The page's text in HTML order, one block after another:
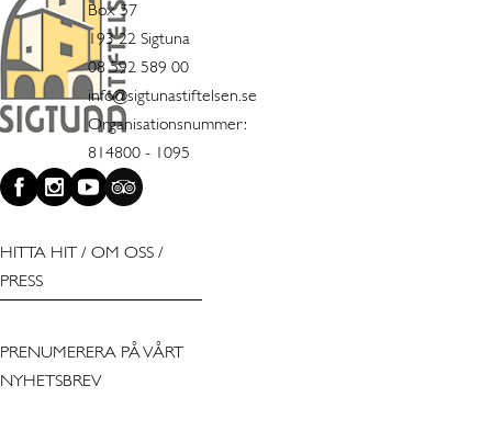
Box 57
193 22 Sigtuna
08 592 589 00
info@sigtunastiftelsen.se
Organisationsnummer:
814800 - 1095
HITTA HIT / OM OSS /
PRESS
PRENUMERERA PÅ VÅRT
NYHETSBREV